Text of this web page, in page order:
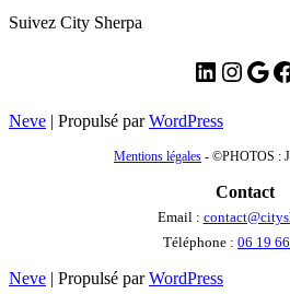
Suivez City Sherpa
LinkedIn
Neve | Propulsé parWordPress
Mentions légales - ©PHOTOS :
Contact
Email :
Téléphone : 06 19
Neve | Propulsé parWordPress